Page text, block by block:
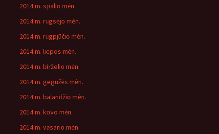
2014 m. spalio mėn.
2014 m. rugsėjo mėn.
2014 m. rugpjūčio mėn.
2014 m. liepos mėn.
2014 m. birželio mėn.
2014 m. gegužės mėn.
2014 m. balandžio mėn.
2014 m. kovo mėn.
2014 m. vasario mėn.